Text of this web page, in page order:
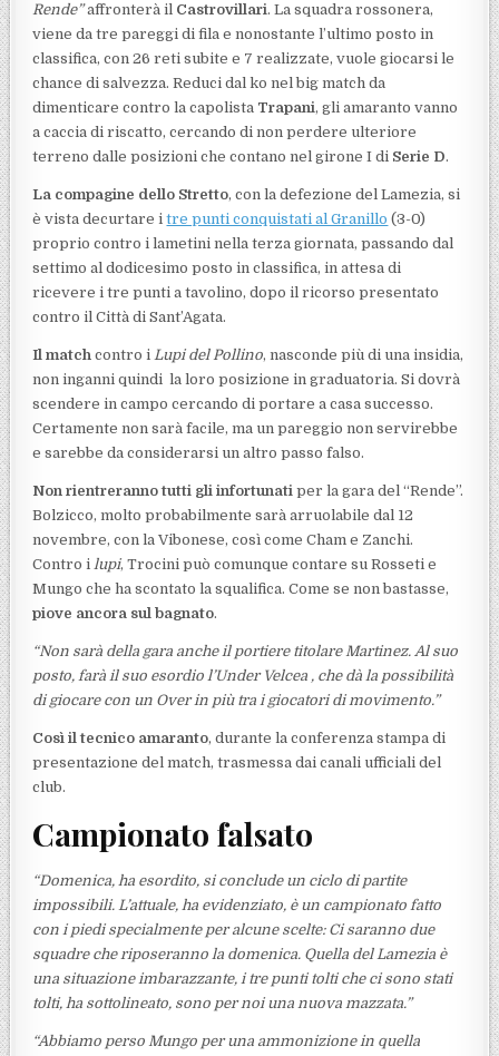
Rende”affronterà il Castrovillari. La squadra rossonera,
viene da tre pareggi di fila e nonostante l’ultimo posto in
classifica, con 26 reti subite e 7 realizzate, vuole giocarsi le
chance di salvezza. Reduci dal ko nel big match da
dimenticare contro la capolista Trapani, gli amaranto vanno
a caccia di riscatto, cercando di non perdere ulteriore
terreno dalle posizioni che contano nel girone I di Serie D.
La compagine dello Stretto, con la defezione del Lamezia, si
è vista decurtare itre punti conquistati al Granillo (3-0)
proprio contro i lametini nella terza giornata, passando dal
settimo al dodicesimo posto in classifica, in attesa di
ricevere i tre punti a tavolino, dopo il ricorso presentato
contro il Città di Sant’Agata.
Il match contro iLupi del Pollino, nasconde più di una insidia,
non inganni quindi la loro posizione in graduatoria. Si dovrà
scendere in campo cercando di portare a casa successo.
Certamente non sarà facile, ma un pareggio non servirebbe
e sarebbe da considerarsi un altro passo falso.
Non rientreranno tutti gli infortunati per la gara del “Rende”.
Bolzicco, molto probabilmente sarà arruolabile dal 12
novembre, con la Vibonese, così come Cham e Zanchi.
Contro ilupi, Trocini può comunque contare su Rosseti e
Mungo che ha scontato la squalifica. Come se non bastasse,
piove ancora sul bagnato.
“Non sarà della gara anche il portiere titolare Martinez. Al suo
posto, farà il suo esordio l’Under Velcea , che dà la possibilità
di giocare con un Over in più tra i giocatori di movimento.”
Così il tecnico amaranto, durante la conferenza stampa di
presentazione del match, trasmessa dai canali ufficiali del
club.
Campionato falsato
“Domenica, ha esordito, si conclude un ciclo di partite
impossibili. L’attuale, ha evidenziato, è un campionato fatto
con i piedi specialmente per alcune scelte: Ci saranno due
squadre che riposeranno la domenica. Quella del Lamezia è
una situazione imbarazzante, i tre punti tolti che ci sono stati
tolti, ha sottolineato, sono per noi una nuova mazzata.”
“Abbiamo perso Mungo per una ammonizione in quella